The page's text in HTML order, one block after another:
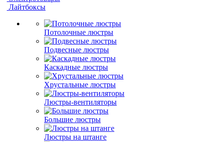
Лайтбоксы
Потолочные люстры
Подвесные люстры
Каскадные люстры
Хрустальные люстры
Люстры-вентиляторы
Большие люстры
Люстры на штанге